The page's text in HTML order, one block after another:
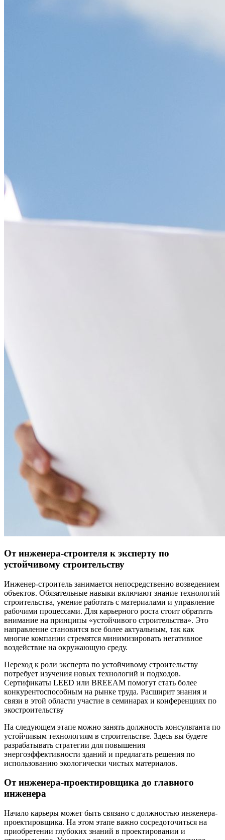
От инженера-строителя к эксперту по
устойчивому строительству
Инженер-строитель занимается непосредственно возведением
объектов. Обязательные навыки включают знание технологий
строительства, умение работать с материалами и управление
рабочими процессами. Для карьерного роста стоит обратить
внимание на принципы «устойчивого строительства». Это
направление становится все более актуальным, так как
многие компании стремятся минимизировать негативное
воздействие на окружающую среду.
Переход к роли эксперта по устойчивому строительству
потребует изучения новых технологий и подходов.
Сертификаты LEED или BREEAM помогут стать более
конкурентоспособным на рынке труда. Расширит знания и
связи в этой области участие в семинарах и конференциях по
экостроительству
На следующем этапе можно занять должность консультанта по
устойчивым технологиям в строительстве. Здесь вы будете
разрабатывать стратегии для повышения
энергоэффективности зданий и предлагать решения по
использованию экологически чистых материалов.
От инженера-проектировщика до главного
инженера
Начало карьеры может быть связано с должностью инженера-
проектировщика. На этом этапе важно сосредоточиться на
приобретении глубоких знаний в проектировании и